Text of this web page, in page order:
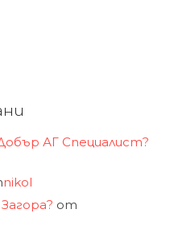
АГ Специалист?
nikol
от